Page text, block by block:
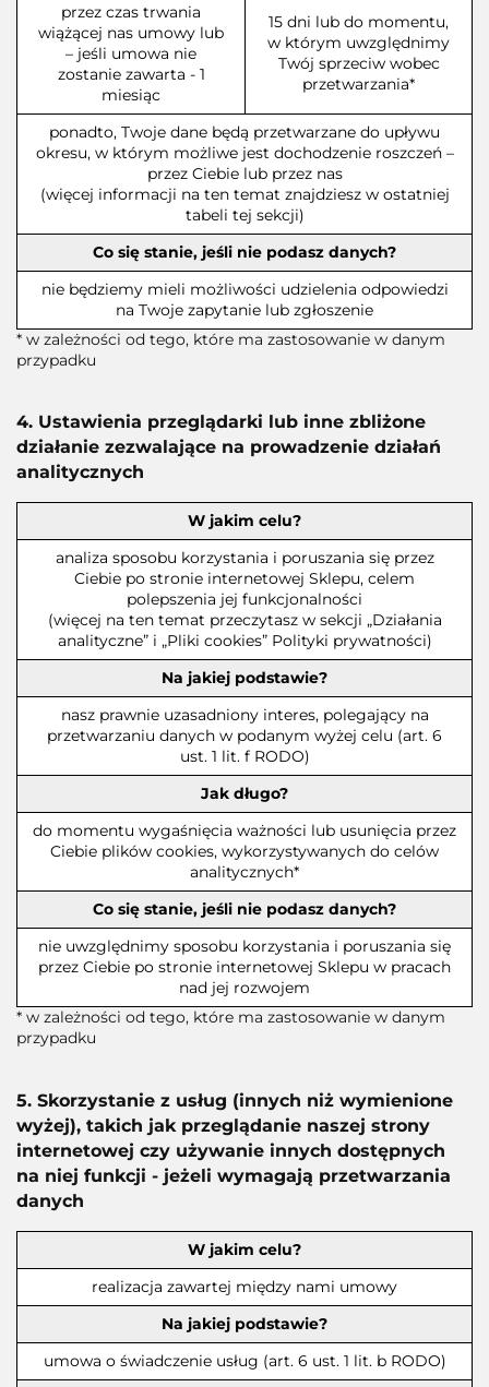
przez czas trwania
wiążącej nas umowy lub
– jeśli umowa nie
zostanie zawarta - 1
miesiąc
15 dni lub do momentu,
w którym uwzględnimy
Twój sprzeciw wobec
przetwarzania*
ponadto, Twoje dane będą przetwarzane do upływu
okresu, w którym możliwe jest dochodzenie roszczeń –
przez Ciebie lub przez nas
(więcej informacji na ten temat znajdziesz w ostatniej
tabeli tej sekcji)
Co się stanie, jeśli nie podasz danych?
nie będziemy mieli możliwości udzielenia odpowiedzi
na Twoje zapytanie lub zgłoszenie
* w zależności od tego, które ma zastosowanie w danym
przypadku
4. Ustawienia przeglądarki lub inne zbliżone
działanie zezwalające na prowadzenie działań
analitycznych
W jakim celu?
analiza sposobu korzystania i poruszania się przez
Ciebie po stronie internetowej Sklepu, celem
polepszenia jej funkcjonalności
(więcej na ten temat przeczytasz w sekcji „Działania
analityczne” i „Pliki cookies” Polityki prywatności)
Na jakiej podstawie?
nasz prawnie uzasadniony interes, polegający na
przetwarzaniu danych w podanym wyżej celu (art. 6
ust. 1 lit. f RODO)
Jak długo?
do momentu wygaśnięcia ważności lub usunięcia przez
Ciebie plików cookies, wykorzystywanych do celów
analitycznych*
Co się stanie, jeśli nie podasz danych?
nie uwzględnimy sposobu korzystania i poruszania się
przez Ciebie po stronie internetowej Sklepu w pracach
nad jej rozwojem
* w zależności od tego, które ma zastosowanie w danym
przypadku
5. Skorzystanie z usług (innych niż wymienione
wyżej), takich jak przeglądanie naszej strony
internetowej czy używanie innych dostępnych
na niej funkcji - jeżeli wymagają przetwarzania
danych
W jakim celu?
realizacja zawartej między nami umowy
Na jakiej podstawie?
umowa o świadczenie usług (art. 6 ust. 1 lit. b RODO)